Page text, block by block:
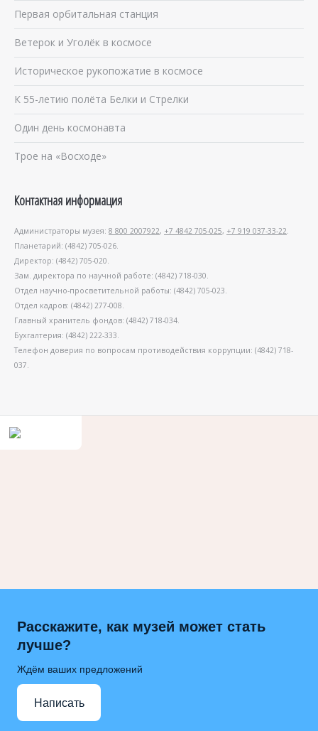
Первая орбитальная станция
Ветерок и Уголёк в космосе
Историческое рукопожатие в космосе
К 55-летию полёта Белки и Стрелки
Один день космонавта
Трое на «Восходе»
Контактная информация
Администраторы музея: 8 800 2007922, +7 4842 705-025, +7 919 037-33-22.
Планетарий: (4842) 705-026.
Директор: (4842) 705-020.
Зам. директора по научной работе: (4842) 718-030.
Отдел научно-просветительной работы: (4842) 705-023.
Отдел кадров: (4842) 277-008.
Главный хранитель фондов: (4842) 718-034.
Бухгалтерия: (4842) 222-333.
Телефон доверия по вопросам противодействия коррупции: (4842) 718-
037.
Расскажите, как музей может стать
лучше?
Ждём ваших предложений
Написать